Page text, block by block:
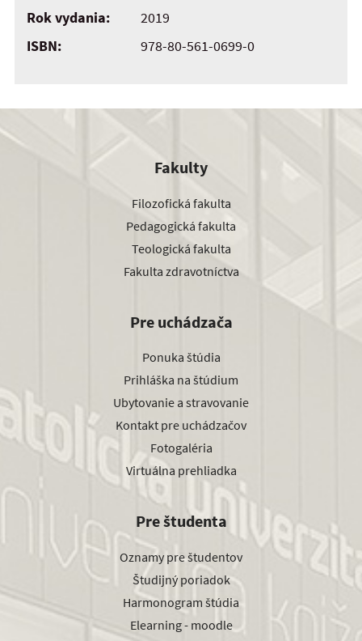
Rok vydania:
2019
ISBN:
978-80-561-0699-0
Fakulty
Filozofická fakulta
Pedagogická fakulta
Teologická fakulta
Fakulta zdravotníctva
Pre uchádzača
Ponuka štúdia
Prihláška na štúdium
Ubytovanie a stravovanie
Kontakt pre uchádzačov
Fotogaléria
Virtuálna prehliadka
Pre študenta
Oznamy pre študentov
Študijný poriadok
Harmonogram štúdia
Elearning - moodle